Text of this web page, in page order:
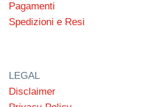
Pagamenti
Spedizioni e Resi
LEGAL
Disclaimer